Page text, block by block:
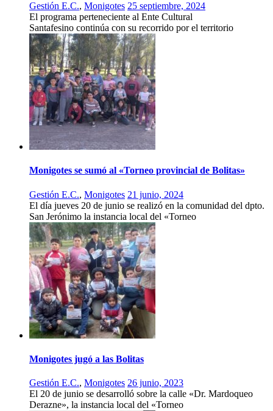
Gestión E.C., Monigotes 25 septiembre, 2024
El programa perteneciente al Ente Cultural
Santafesino continúa con su recorrido por el territorio
Monigotes se sumó al «Torneo provincial de Bolitas»
Gestión E.C., Monigotes 21 junio, 2024
El día jueves 20 de junio se realizó en la comunidad del dpto.
San Jerónimo la instancia local del «Torneo
Monigotes jugó a las Bolitas
Gestión E.C., Monigotes 26 junio, 2023
El 20 de junio se desarrolló sobre la calle «Dr. Mardoqueo
Derazne», la instancia local del «Torneo